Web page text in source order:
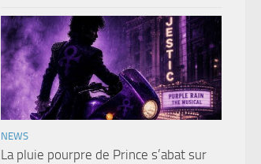
NEWS
La pluie pourpre de Prince s’abat sur